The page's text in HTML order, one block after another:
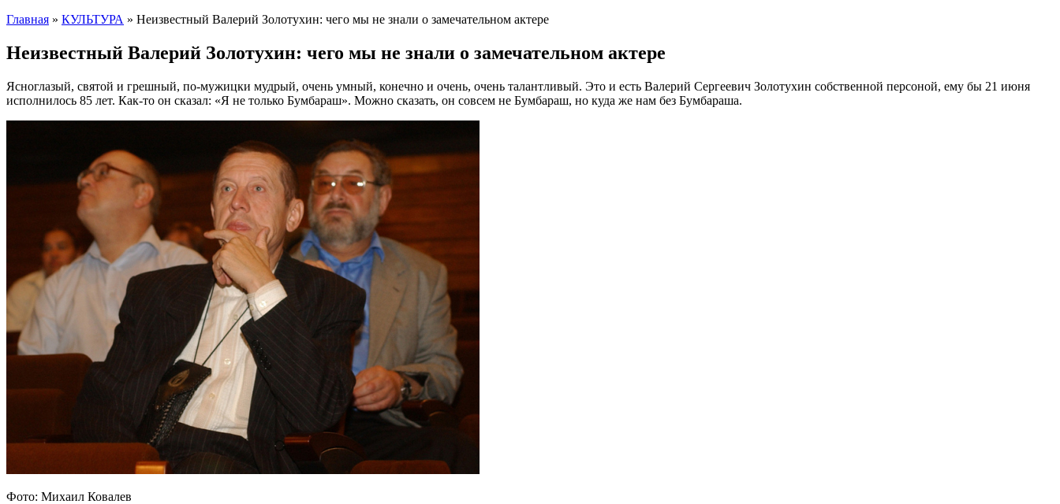
Главная » КУЛЬТУРА » Неизвестный Валерий Золотухин: чего мы не знали о замечательном актере
Неизвестный Валерий Золотухин: чего мы не знали о замечательном актере
Ясноглазый, святой и грешный, по-мужицки мудрый, очень умный, конечно и очень, очень талантливый. Это и есть Валерий Сергеевич Золотухин собственной персоной, ему бы 21 июня
исполнилось 85 лет. Как-то он сказал: «Я не только Бумбараш». Можно сказать, он совсем не Бумбараш, но куда же нам без Бумбараша.
Фото: Михаил Ковалев